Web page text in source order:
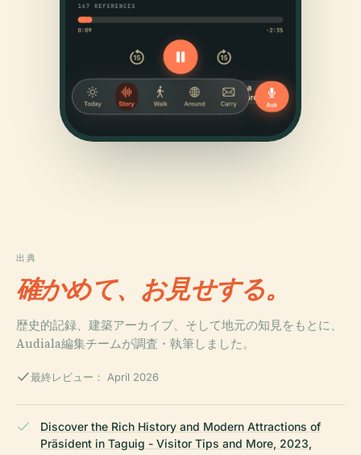
出典
確かめて、お見せする。
歴史的記録、建築アーカイブ、そして地元の知見をもとに、
Audiala編集チームが調査・執筆しました。
最終レビュー： April 2026
Discover the Rich History and Modern Attractions of
Präsident in Taguig - Visitor Tips and More, 2023,